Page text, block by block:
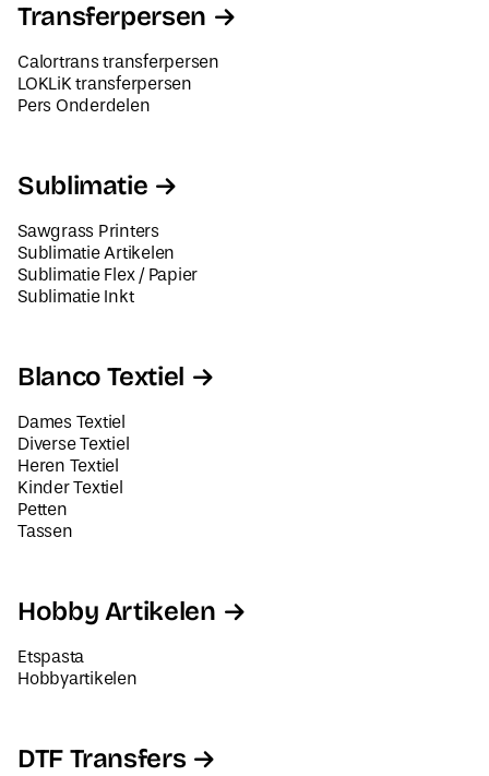
Transferpersen
Calortrans transferpersen
LOKLiK transferpersen
Pers Onderdelen
Sublimatie
Sawgrass Printers
Sublimatie Artikelen
Sublimatie Flex / Papier
Sublimatie Inkt
Blanco Textiel
Dames Textiel
Diverse Textiel
Heren Textiel
Kinder Textiel
Petten
Tassen
Hobby Artikelen
Etspasta
Hobbyartikelen
DTF Transfers